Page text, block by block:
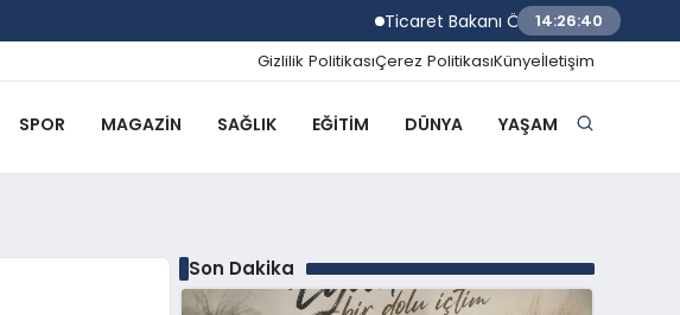
Ticaret Bakanı Ömer Bolat Temmuz ayı
14:26:41
Gizlilik PolitikasıÇerez PolitikasıKünyeİletişim
SPOR MAGAZIN SAĞLIK EĞITIM DÜNYA YAŞAM
Son Dakika